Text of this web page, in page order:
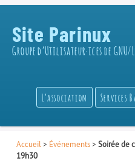
Site Parinux
Groupe d’Utilisateur·ices de
L’association Services
Accueil > Événements> Soirée de
19h30